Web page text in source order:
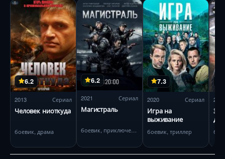
6.2
2013 Сериал
Человек ниоткуда
боевик, драма
6.2
2021 Сериал
Магистраль
боевик, приключения
7.3
2020 Сериал
Игра на
выживание
боевик, триллер
2010